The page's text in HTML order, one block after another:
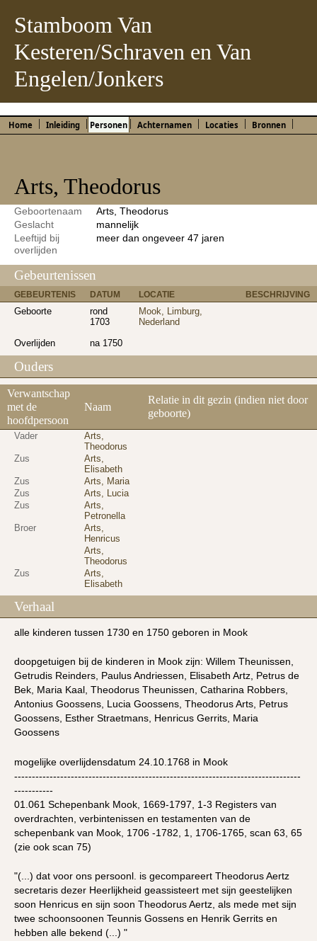
Stamboom Van
Kesteren/Schraven en Van
Engelen/Jonkers
Home Inleiding Personen Achternamen Locaties Bronnen
Arts, Theodorus
Geboortenaam
Arts, Theodorus
Geslacht
mannelijk
Leeftijd bij
overlijden
meer dan ongeveer 47 jaren
Gebeurtenissen
GEBEURTENIS DATUM LOCATIE BESCHRIJVING
Geboorte
rond
1703
Mook, Limburg,
Nederland
Overlijden
na 1750
Ouders
Verwantschap
met de
hoofdpersoon
Naam
Relatie in dit gezin (indien niet door
geboorte)
Vader
Arts,
Theodorus
Zus
Arts,
Elisabeth
Zus
Arts, Maria
Zus
Arts, Lucia
Zus
Arts,
Petronella
Broer
Arts,
Henricus
Arts,
Theodorus
Zus
Arts,
Elisabeth
Verhaal
alle kinderen tussen 1730 en 1750 geboren in Mook
doopgetuigen bij de kinderen in Mook zijn: Willem Theunissen,
Getrudis Reinders, Paulus Andriessen, Elisabeth Artz, Petrus de
Bek, Maria Kaal, Theodorus Theunissen, Catharina Robbers,
Antonius Goossens, Lucia Goossens, Theodorus Arts, Petrus
Goossens, Esther Straetmans, Henricus Gerrits, Maria
Goossens
mogelijke overlijdensdatum 24.10.1768 in Mook
---------------------------------------------------------------------------------
-----------
01.061 Schepenbank Mook, 1669-1797, 1-3 Registers van
overdrachten, verbintenissen en testamenten van de
schepenbank van Mook, 1706 -1782, 1, 1706-1765, scan 63, 65
(zie ook scan 75)
"(...) dat voor ons persoonl. is gecompareert Theodorus Aertz
secretaris dezer Heerlijkheid geassisteert met sijn geestelijken
soon Henricus en sijn soon Theodorus Aertz, als mede met sijn
twee schoonsoonen Teunnis Gossens en Henrik Gerrits en
hebben alle bekend (...) "